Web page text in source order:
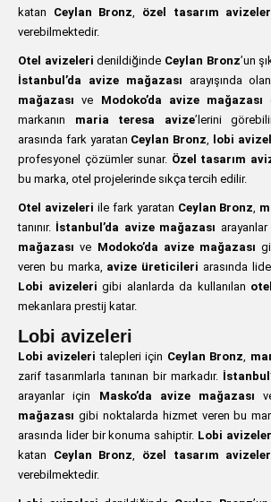
katan Ceylan Bronz, özel tasarım avizeler
verebilmektedir.
Otel avizeleri denildiğinde Ceylan Bronz’un
İstanbul’da avize mağazası arayışında
mağazası ve Modoko’da avize mağazası
markanın maria teresa avize’lerini
arasında fark yaratan Ceylan Bronz, lobi
profesyonel çözümler sunar. Özel tasarım
bu marka, otel projelerinde sıkça tercih edilir.
Otel avizeleri ile fark yaratan Ceylan Bronz,
tanınır. İstanbul’da avize mağazası
mağazası ve Modoko’da avize mağazası
veren bu marka, avize üreticileri arasında
Lobi avizeleri gibi alanlarda da kullanılan
mekanlara prestij katar.
Lobi avizeleri
Lobi avizeleri talepleri için Ceylan Bronz,
zarif tasarımlarla tanınan bir markadır.
arayanlar için Masko’da avize mağazası
mağazası gibi noktalarda hizmet veren bu
arasında lider bir konuma sahiptir. Lobi
katan Ceylan Bronz, özel tasarım avizeler
verebilmektedir.